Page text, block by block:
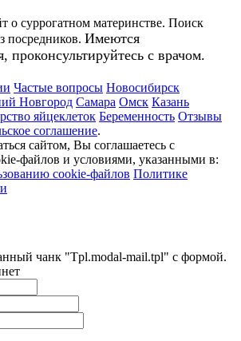
о суррогатном материнстве. Поиск
посредников. Имеются
проконсультируйтесь с врачом.
Частые вопросы Новосибирск
Новгород Самара Омск Казань
яйцеклеток Беременность Отзывы
соглашение.
сайтом, Вы соглашаетесь с
файлов и условиями, указанными в:
cookie-файлов Политике
чанк "Tpl.modal-mail.tpl" с формой.